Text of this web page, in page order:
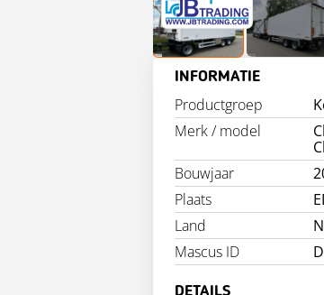
INFORMATIE
Productgroep
Merk / model
Bouwjaar
Plaats
Land
Mascus ID
DETAILS